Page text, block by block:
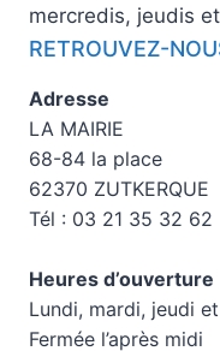
mercredis, jeudis
RETROUVEZ-
Adresse
LA MAIRIE
68-84 la place
62370 ZUTKERQUE
Tél : 03 21 35 32 62
Heures d’ouverture
Lundi, mardi, jeudi
Fermée l’après midi